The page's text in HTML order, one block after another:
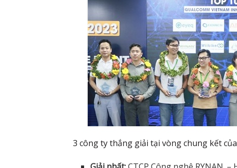
3 công ty thắng giải tại vòng chung kết